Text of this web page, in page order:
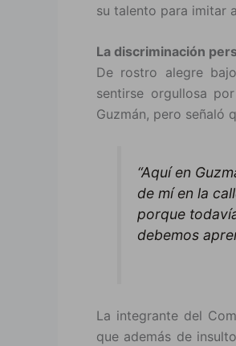
su talento para imitar
La discriminación
De rostro alegre
sentirse orgullosa
Guzmán, pero señaló
“Aquí en
de mí en la
porque
debemos
La integrante del
que además de